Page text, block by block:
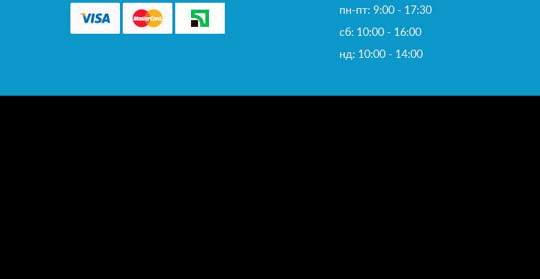
пн-пт: 9:00 - 17:30
сб: 10:00 - 16:00
нд: 10:00 - 14:00